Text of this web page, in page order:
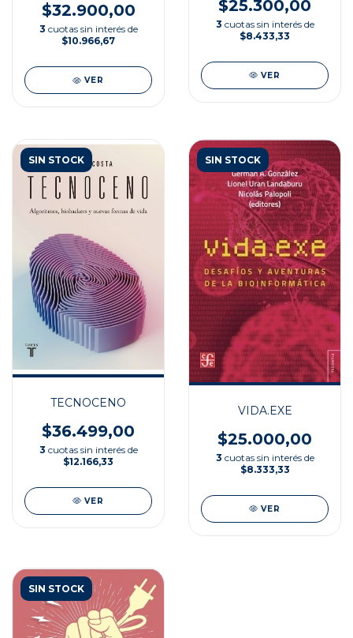
$32.900,00
3 cuotas sin interés de
$10.966,67
VER
$25.300,00
3 cuotas sin interés de
$8.433,33
VER
SIN STOCK
TECNOCENO
$36.499,00
3 cuotas sin interés de
$12.166,33
VER
SIN STOCK
VIDA.EXE
$25.000,00
3 cuotas sin interés de
$8.333,33
VER
SIN STOCK